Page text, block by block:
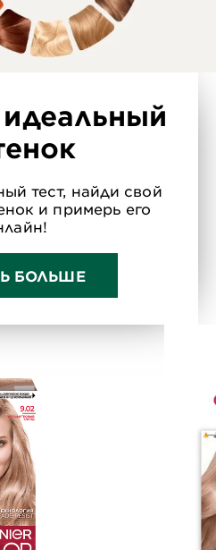
тест, найди свой
и примерь его
БОЛЬШЕ